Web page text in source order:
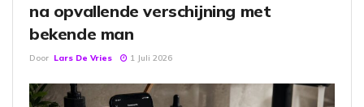
na opvallende verschijning met
bekende man
Door Lars De Vries 1 Juli 2026